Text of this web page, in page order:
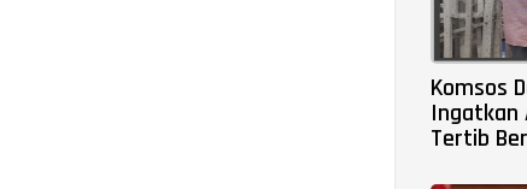
Komsos
Ingatkan
Tertib